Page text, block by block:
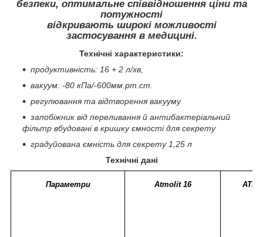
безпеки, оптимальне співвідношення ціни та
потужності
відкривають широкі можливості
застосування в медицині.
Технічні характеристики:
продуктивність: 16 + 2 л/хв,
вакуум: -80 кПа/-600мм.рт.ст.
регулювання та відтворення вакууму
запобіжник від переливання й антибактеріальний
фільтр вбудовані в кришку ємності для секрету
градуйована ємність для секрету 1,25 л
Технічні дані
Параметри Atmolit 16